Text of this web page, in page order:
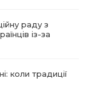
раду з
із-за
коли традиції